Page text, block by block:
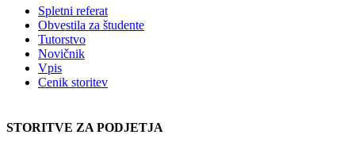
Spletni referat
Obvestila za študente
Tutorstvo
Novičnik
Vpis
Cenik storitev
STORITVE ZA PODJETJA